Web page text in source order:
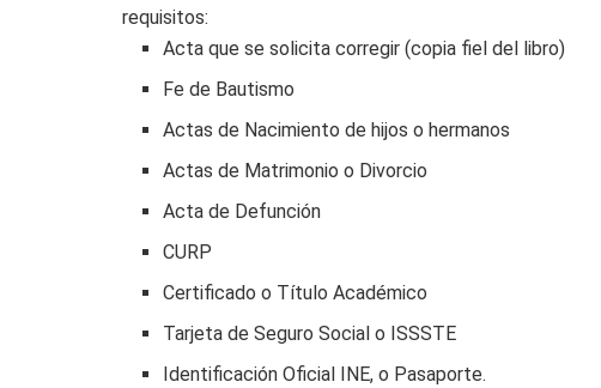
requisitos:
Acta que se solicita corregir (copia fiel del libro)
Fe de Bautismo
Actas de Nacimiento de hijos o hermanos
Actas de Matrimonio o Divorcio
Acta de Defunción
CURP
Certificado o Título Académico
Tarjeta de Seguro Social o ISSSTE
Identificación Oficial INE, o Pasaporte.